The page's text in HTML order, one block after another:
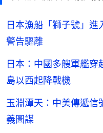
日本漁船「獅子號」
警告驅離
日本：中國多艘軍艦
島以西起降戰機
玉淵潭天：中美傳遞
義圖謀